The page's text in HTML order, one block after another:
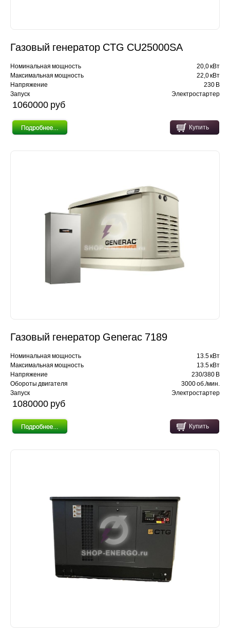
Газовый генератор CTG CU25000SA
Номинальная мощность
20,0 кВт
Максимальная мощность
22,0 кВт
Напряжение
230 В
Запуск
Электростартер
1060000 pуб
Купить
Газовый генератор Generac 7189
Номинальная мощность
13.5 кВт
Максимальная мощность
13.5 кВт
Напряжение
230/380 В
Обороты двигателя
3000 об./мин.
Запуск
Электростартер
1080000 pуб
Купить